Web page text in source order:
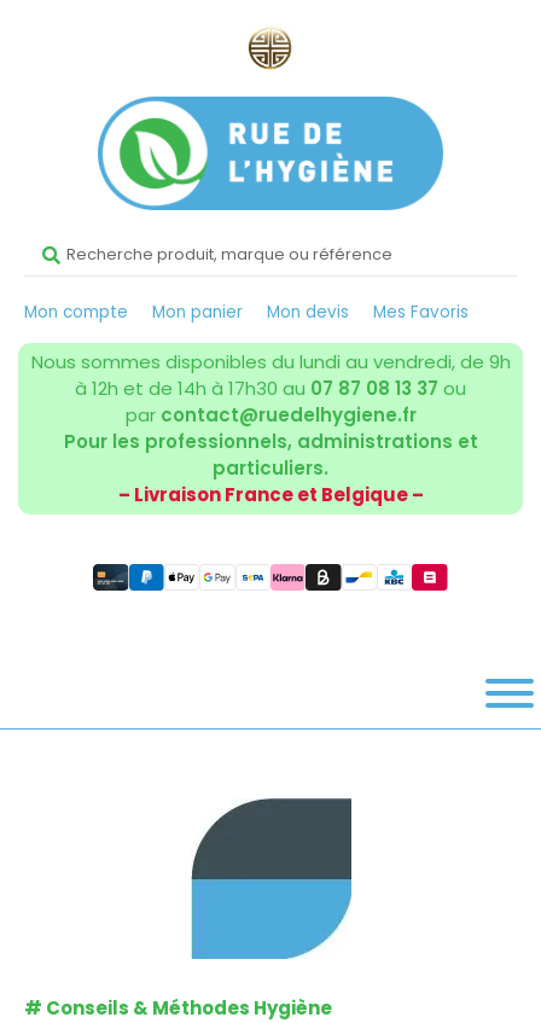
Mon compte Mon panier Mon devis Mes Favoris
Nous sommes disponibles du lundi au vendredi, de 9h
à 12h et de 14h à 17h30 au 07 87 08 13 37 ou
par contact@ruedelhygiene.fr
Pour les professionnels, administrations et
particuliers.
– Livraison France et Belgique –
# Conseils & Méthodes Hygiène